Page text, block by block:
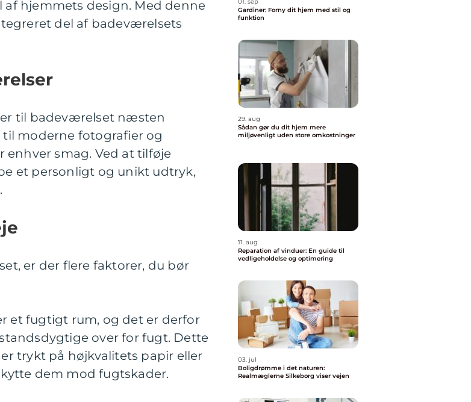
hjemmets design. Med denne
del af badeværelsets
til badeværelset næsten
moderne fotografier og
enhver smag. Ved at tilføje
et personligt og unikt udtryk,
er der flere faktorer, du bør
et fugtigt rum, og det er derfor
over for fugt. Dette
trykt på højkvalitets papir eller
dem mod fugtskader.
Gardiner: Forny dit hjem med stil og
funktion
29. aug
Sådan gør du dit hjem mere
miljøvenligt uden store omkostninger
11. aug
Reparation af vinduer: En guide til
vedligeholdelse og optimering
03. jul
Boligdrømme i det naturen:
Realmæglerne Silkeborg viser vejen